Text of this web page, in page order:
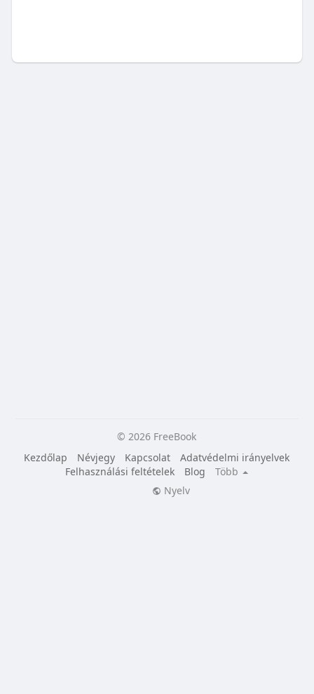
© 2026 FreeBook
Kezdőlap
Névjegy Kapcsolat
Adatvédelmi irányelvek
Felhasználási feltételek
Blog
Több
Nyelv